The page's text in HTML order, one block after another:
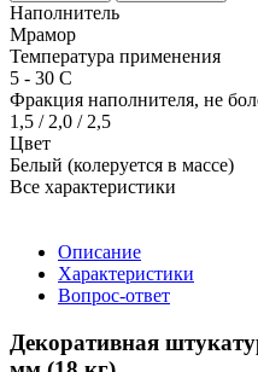
Наполнитель
Мрамор
Температура применения
5 - 30 С
Фракция наполнителя, не
1,5 / 2,0 / 2,5
Цвет
Белый (колеруется в массе)
Все характеристики
Описание
Характеристики
Вопрос-ответ
Декоративная